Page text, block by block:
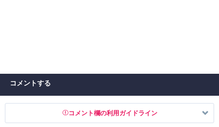
コメントする
コメント欄の利用ガイドライン